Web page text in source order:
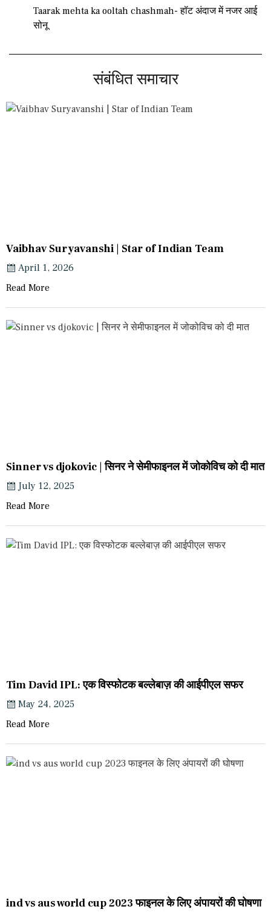
Taarak mehta ka ooltah chashmah- हॉट अंदाज में नजर आई
सोनू
संबंधित समाचार
Vaibhav Suryavanshi | Star of Indian Team
April 1, 2026
Read More
Sinner vs djokovic | सिनर ने सेमीफाइनल में जोकोविच को दी मात
July 12, 2025
Read More
Tim David IPL: एक विस्फोटक बल्लेबाज़ की आईपीएल सफर
May 24, 2025
Read More
ind vs aus world cup 2023 फाइनल के लिए अंपायरों की घोषणा